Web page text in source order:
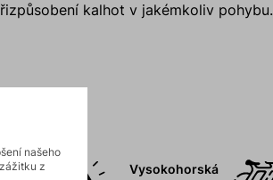
kalhot v jakémkoliv pohybu.
a
Vysokohorská
našeho
z